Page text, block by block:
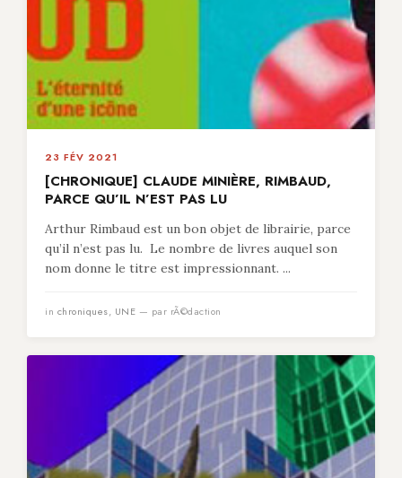
23 FÉV 2021
[CHRONIQUE] CLAUDE MINIÈRE, RIMBAUD,
PARCE QU’IL N’EST PAS LU
Arthur Rimbaud est un bon objet de librairie, parce
qu’il n’est pas lu. Le nombre de livres auquel son
nom donne le titre est impressionnant. ...
in chroniques, UNE — par rÃ©daction